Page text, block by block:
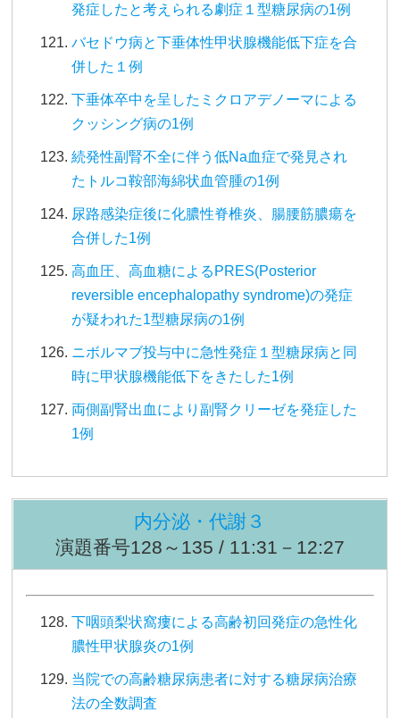
発症したと考えられる劇症１型糖尿病の1例
バセドウ病と下垂体性甲状腺機能低下症を合
併した１例
下垂体卒中を呈したミクロアデノーマによる
クッシング病の1例
続発性副腎不全に伴う低Na血症で発見され
たトルコ鞍部海綿状血管腫の1例
尿路感染症後に化膿性脊椎炎、腸腰筋膿瘍を
合併した1例
高血圧、高血糖によるPRES(Posterior
reversible encephalopathy syndrome)の発症
が疑われた1型糖尿病の1例
ニボルマブ投与中に急性発症１型糖尿病と同
時に甲状腺機能低下をきたした1例
両側副腎出血により副腎クリーゼを発症した
1例
内分泌・代謝３
演題番号128～135 / 11:31－12:27
下咽頭梨状窩瘻による高齢初回発症の急性化
膿性甲状腺炎の1例
当院での高齢糖尿病患者に対する糖尿病治療
法の全数調査